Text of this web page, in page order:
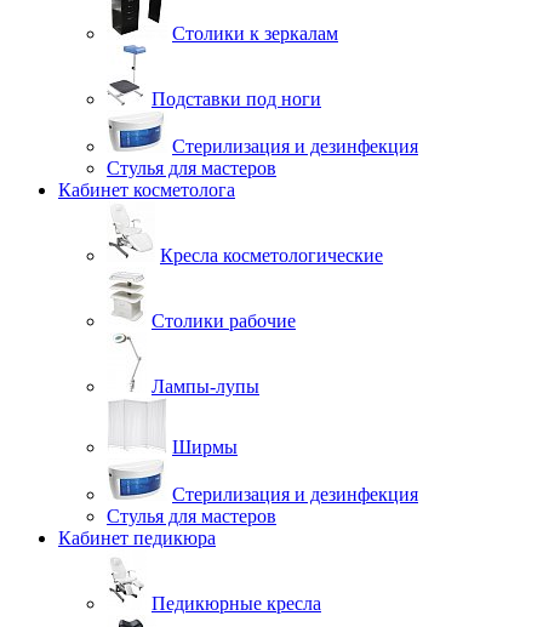
Столики к зеркалам
Подставки под ноги
Стерилизация и дезинфекция
Стулья для мастеров
Кабинет косметолога
Кресла косметологические
Столики рабочие
Лампы-лупы
Ширмы
Стерилизация и дезинфекция
Стулья для мастеров
Кабинет педикюра
Педикюрные кресла